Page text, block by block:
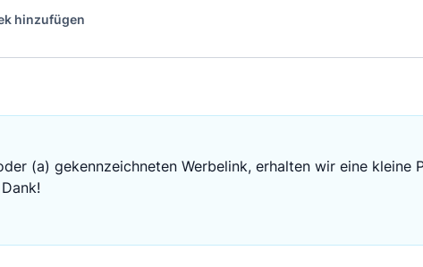
hinzufügen
(a) gekennzeichneten Werbelink, erhalten wir eine kleine